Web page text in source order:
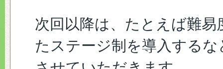
次回以降は、たとえば難易
たステージ制を導入するな